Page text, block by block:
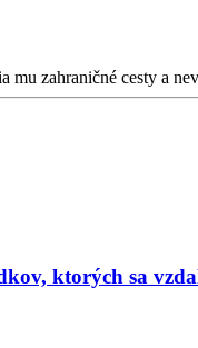
mu zahraničné cesty a
ktorých sa